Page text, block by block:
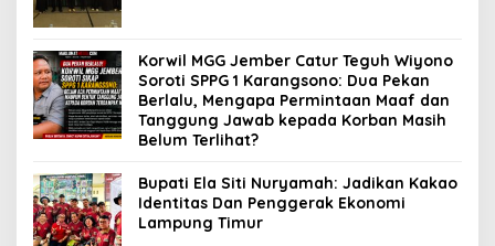
Korwil MGG Jember Catur Teguh Wiyono
Soroti SPPG 1 Karangsono: Dua Pekan
Berlalu, Mengapa Permintaan Maaf dan
Tanggung Jawab kepada Korban Masih
Belum Terlihat?
Bupati Ela Siti Nuryamah: Jadikan Kakao
Identitas Dan Penggerak Ekonomi
Lampung Timur